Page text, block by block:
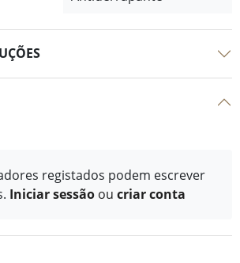
registados podem escrever
Iniciar sessão ou criar conta